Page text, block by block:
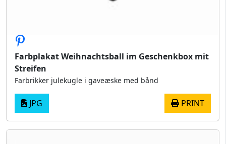
Farbplakat Weihnachtsball im Geschenkbox mit
Streifen
Farbrikker julekugle i gaveæske med bånd
JPG PRINT